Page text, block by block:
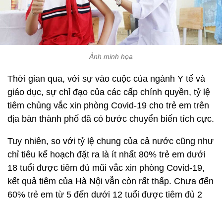
Ảnh minh họa
Thời gian qua, với sự vào cuộc của ngành Y tế và
giáo dục, sự chỉ đạo của các cấp chính quyền, tỷ lệ
tiêm chủng vắc xin phòng Covid-19 cho trẻ em trên
địa bàn thành phố đã có bước chuyển biến tích cực.
Tuy nhiên, so với tỷ lệ chung của cả nước cũng như
chỉ tiêu kế hoạch đặt ra là ít nhất 80% trẻ em dưới
18 tuổi được tiêm đủ mũi vắc xin phòng Covid-19,
kết quả tiêm của Hà Nội vẫn còn rất thấp. Chưa đến
60% trẻ em từ 5 đến dưới 12 tuổi được tiêm đủ 2